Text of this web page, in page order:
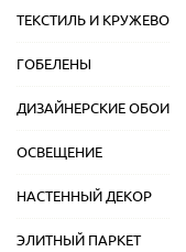
ТЕКСТИЛЬ И КРУЖЕВО
ГОБЕЛЕНЫ
ДИЗАЙНЕРСКИЕ ОБОИ
ОСВЕЩЕНИЕ
НАСТЕННЫЙ ДЕКОР
ЭЛИТНЫЙ ПАРКЕТ